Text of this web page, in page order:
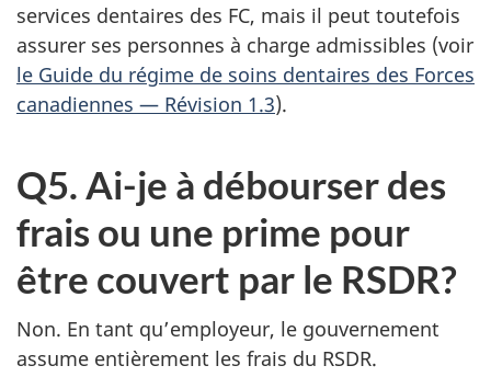
services dentaires des FC, mais il peut toutefois
assurer ses personnes à charge admissibles (voir
le Guide du régime de soins dentaires des Forces
canadiennes — Révision 1.3).
Q5. Ai-je à débourser des
frais ou une prime pour
être couvert par le RSDR?
Non. En tant qu’employeur, le gouvernement
assume entièrement les frais du RSDR.